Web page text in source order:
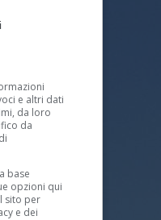
e altri dati
da loro
da
base
opzioni qui
sito per
e dei